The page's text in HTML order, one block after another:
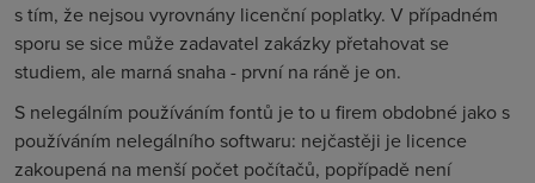
s tím, že nejsou vyrovnány licenční poplatky. V případném
sporu se sice může zadavatel zakázky přetahovat se
studiem, ale marná snaha - první na ráně je on.
S nelegálním používáním fontů je to u firem obdobné jako s
používáním nelegálního softwaru: nejčastěji je licence
zakoupená na menší počet počítačů, popřípadě není